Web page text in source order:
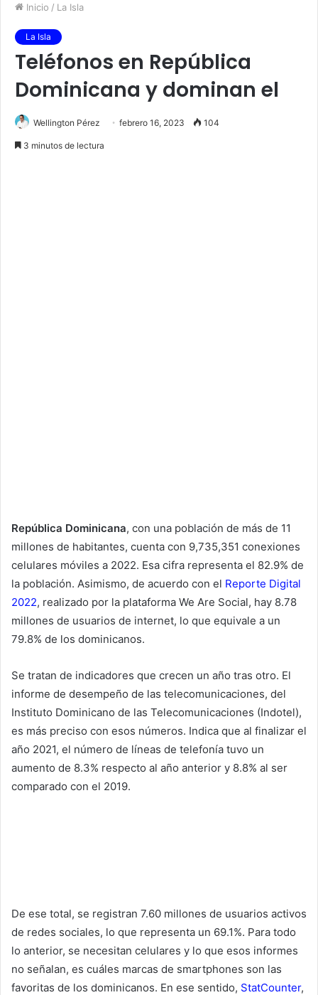
Inicio / La Isla
La Isla
Teléfonos en República
Dominicana y dominan el
Wellington Pérez febrero 16, 2023 104
3 minutos de lectura
República Dominicana, con una población de más de 11
millones de habitantes, cuenta con 9,735,351 conexiones
celulares móviles a 2022. Esa cifra representa el 82.9% de
la población. Asimismo, de acuerdo con el Reporte Digital
2022, realizado por la plataforma We Are Social, hay 8.78
millones de usuarios de internet, lo que equivale a un
79.8% de los dominicanos.
Se tratan de indicadores que crecen un año tras otro. El
informe de desempeño de las telecomunicaciones, del
Instituto Dominicano de las Telecomunicaciones (Indotel),
es más preciso con esos números. Indica que al finalizar el
año 2021, el número de líneas de telefonía tuvo un
aumento de 8.3% respecto al año anterior y 8.8% al ser
comparado con el 2019.
De ese total, se registran 7.60 millones de usuarios activos
de redes sociales, lo que representa un 69.1%. Para todo
lo anterior, se necesitan celulares y lo que esos informes
no señalan, es cuáles marcas de smartphones son las
favoritas de los dominicanos. En ese sentido, StatCounter,